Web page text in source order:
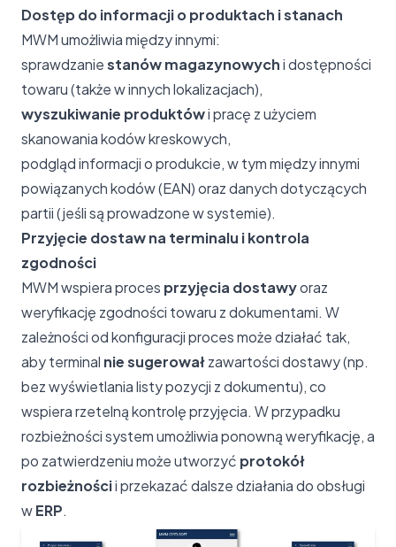
Dostęp do informacji o produktach i stanach
MWM umożliwia między innymi:
sprawdzaniestanów magazynowychi dostępności
towaru (także w innych lokalizacjach),
wyszukiwanie produktówi pracę z użyciem
skanowania kodów kreskowych,
podgląd informacji o produkcie, w tym między innymi
powiązanych kodów (EAN) oraz danych dotyczących
partii (jeśli są prowadzone w systemie).
Przyjęcie dostaw na terminalu i kontrola
zgodności
MWM wspiera proces przyjęcia dostawyoraz
weryfikację zgodności towaru z dokumentami. W
zależności od konfiguracji proces może działać tak,
aby terminal nie sugerowałzawartości dostawy (np.
bez wyświetlania listy pozycji z dokumentu), co
wspiera rzetelną kontrolę przyjęcia. W przypadku
rozbieżności system umożliwia ponowną weryfikację, a
po zatwierdzeniu może utworzyć protokół
rozbieżnościi przekazać dalsze działania do obsługi
wERP.